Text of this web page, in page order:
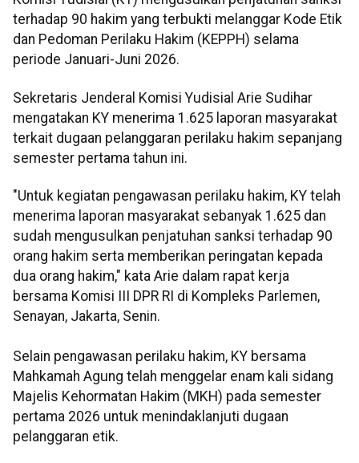
terhadap 90 hakim yang terbukti melanggar Kode Etik
dan Pedoman Perilaku Hakim (KEPPH) selama
periode Januari-Juni 2026.
Sekretaris Jenderal Komisi Yudisial Arie Sudihar
mengatakan KY menerima 1.625 laporan masyarakat
terkait dugaan pelanggaran perilaku hakim sepanjang
semester pertama tahun ini.
"Untuk kegiatan pengawasan perilaku hakim, KY telah
menerima laporan masyarakat sebanyak 1.625 dan
sudah mengusulkan penjatuhan sanksi terhadap 90
orang hakim serta memberikan peringatan kepada
dua orang hakim," kata Arie dalam rapat kerja
bersama Komisi III DPR RI di Kompleks Parlemen,
Senayan, Jakarta, Senin.
Selain pengawasan perilaku hakim, KY bersama
Mahkamah Agung telah menggelar enam kali sidang
Majelis Kehormatan Hakim (MKH) pada semester
pertama 2026 untuk menindaklanjuti dugaan
pelanggaran etik.